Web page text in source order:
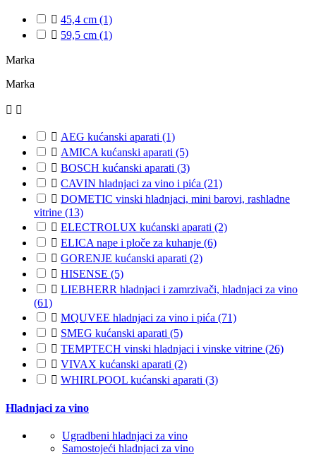
 45,4 cm (1)
 59,5 cm (1)
Marka
Marka
 
 AEG kućanski aparati (1)
 AMICA kućanski aparati (5)
 BOSCH kućanski aparati (3)
 CAVIN hladnjaci za vino i pića (21)
 DOMETIC vinski hladnjaci, mini barovi, rashladne
vitrine (13)
 ELECTROLUX kućanski aparati (2)
 ELICA nape i ploče za kuhanje (6)
 GORENJE kućanski aparati (2)
 HISENSE (5)
 LIEBHERR hladnjaci i zamrzivači, hladnjaci za vino
(61)
 MQUVEE hladnjaci za vino i pića (71)
 SMEG kućanski aparati (5)
 TEMPTECH vinski hladnjaci i vinske vitrine (26)
 VIVAX kućanski aparati (2)
 WHIRLPOOL kućanski aparati (3)
Hladnjaci za vino
Ugradbeni hladnjaci za vino
Samostojeći hladnjaci za vino